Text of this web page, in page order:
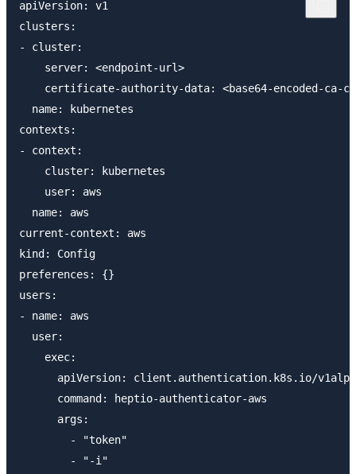
apiVersion: v1
clusters:
- cluster:
    server: <endpoint-url>
certificate-authority-data: <base64-encoded-ca-
  name: kubernetes
contexts:
- context:
    cluster: kubernetes
    user: aws
  name: aws
current-context: aws
kind: Config
preferences: {}
users:
- name: aws
  user:
    exec:
apiVersion: client.authentication.k8s.io/
      command: heptio-authenticator-aws
      args:
        - "token"
        - "-i"